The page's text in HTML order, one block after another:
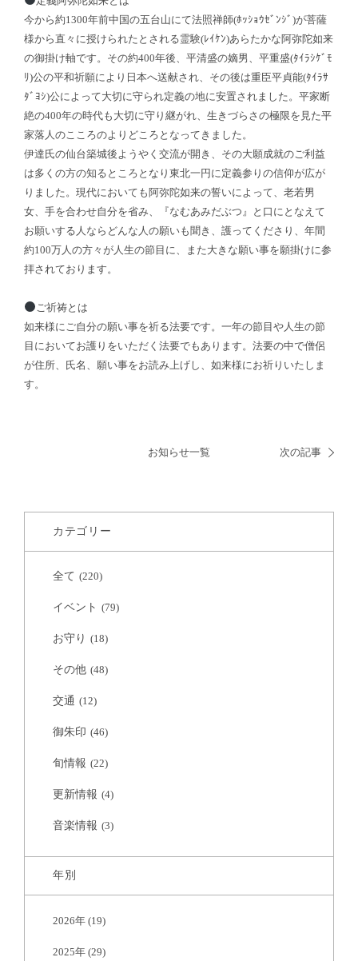
今から約1300年前中国の五台山にて法照禅師(ﾎｯｼｮｳｾﾞﾝｼﾞ)が菩薩
様から直々に授けられたとされる霊験(ﾚｲｹﾝ)あらたかな阿弥陀如来
の御掛け軸です。その約400年後、平清盛の嫡男、平重盛(ﾀｲﾗｼｹﾞﾓ
ﾘ)公の平和祈願により日本へ送献され、その後は重臣平貞能(ﾀｲﾗｻ
ﾀﾞﾖｼ)公によって大切に守られ定義の地に安置されました。平家断
絶の400年の時代も大切に守り継がれ、生きづらさの極限を見た平
家落人のこころのよりどころとなってきました。
伊達氏の仙台築城後ようやく交流が開き、その大願成就のご利益
は多くの方の知るところとなり東北一円に定義参りの信仰が広が
りました。現代においても阿弥陀如来の誓いによって、老若男
女、手を合わせ自分を省み、『なむあみだぶつ』と口にとなえて
お願いする人ならどんな人の願いも聞き、護ってくださり、年間
約100万人の方々が人生の節目に、また大きな願い事を願掛けに参
拝されております。
ご祈祷とは
如来様にご自分の願い事を祈る法要です。一年の節目や人生の節
目においてお護りをいただく法要でもあります。法要の中で僧侶
が住所、氏名、願い事をお読み上げし、如来様にお祈りいたしま
す。
お知らせ一覧 次の記事
カテゴリー
全て (220)
イベント (79)
お守り (18)
その他 (48)
交通 (12)
御朱印 (46)
旬情報 (22)
更新情報 (4)
音楽情報 (3)
年別
2026年 (19)
2025年 (29)